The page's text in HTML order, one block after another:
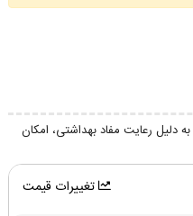
به دلیل رعایت مفاد بهداشتی، امکان
تغییرات قیمت